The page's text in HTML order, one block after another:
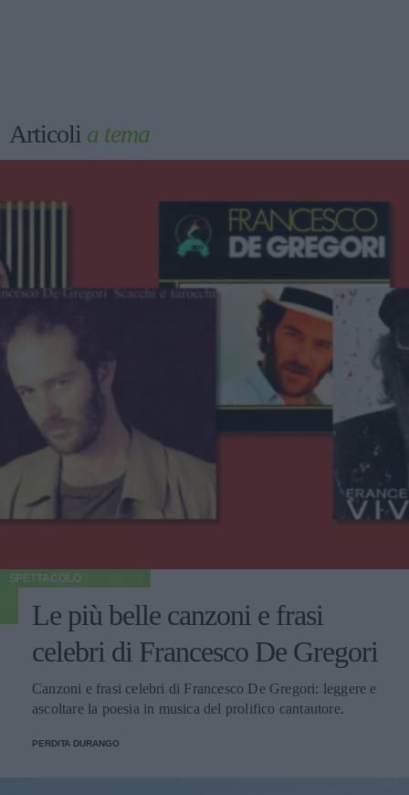
Articoli a tema
SPETTACOLO
Le più belle canzoni e frasi
celebri di Francesco De Gregori
Canzoni e frasi celebri di Francesco De Gregori: leggere e
ascoltare la poesia in musica del prolifico cantautore.
PERDITA DURANGO